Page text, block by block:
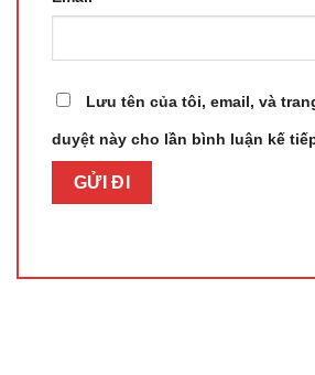
Lưu tên của tôi, email, và
duyệt này cho lần bình luận kế